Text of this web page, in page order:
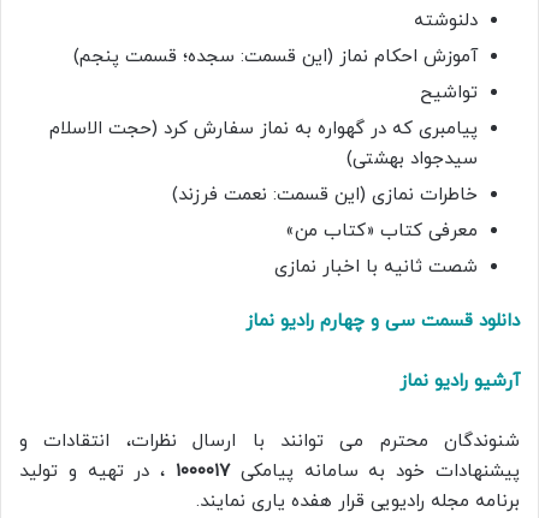
دلنوشته
آموزش احکام نماز (این قسمت: سجده؛ قسمت پنجم)
تواشیح
پیامبری که در گهواره به نماز سفارش کرد (حجت الاسلام
سیدجواد بهشتی)
خاطرات نمازی (این قسمت: نعمت فرزند)
معرفی کتاب «کتاب من»
شصت ثانیه با اخبار نمازی
دانلود قسمت سی و چهارم رادیو نماز
آرشیو رادیو نماز
شنوندگان محترم می توانند با ارسال نظرات، انتقادات و
پیشنهادات خود به سامانه پیامکی۱۰۰۰۰۱۷ ، در تهیه و تولید
برنامه مجله رادیویی قرار هفده یاری نمایند.